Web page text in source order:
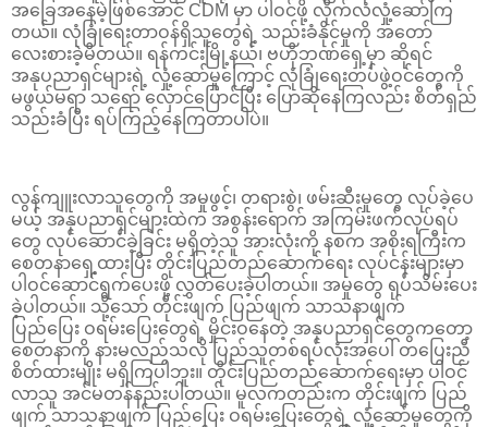
အခြေအနေမဲ့ဖြစ်အောင် CDM မှာ ပါဝင်ဖို့ လိုက်လံလှုံ့ဆော်ကြ
တယ်။ လုံခြုံရေးတာဝန်ရှိသူတွေရဲ့ သည်းခံနိုင်မှုကို အတော်
လေးစားခဲ့မိတယ်။ ရန်ကင်းမြို့နယ်၊ ဗဟိုဘဏ်ရှေ့မှာ ဆိုရင်
အနုပညာရှင်များရဲ့ လှုံ့ဆော်မှုကြောင့် လုံခြုံရေးတပ်ဖွဲ့ဝင်တွေကို
မဖွယ်မရာ သရော် လှောင်ပြောင်ပြီး ပြောဆိုနေကြလည်း စိတ်ရှည်
သည်းခံပြီး ရပ်ကြည့်နေကြတာပါပဲ။
လွန်ကျူးလာသူတွေကို အမှုဖွင့်၊ တရားစွဲ၊ ဖမ်းဆီးမှုတွေ လုပ်ခဲ့ပေ
မယ့် အနုပညာရှင်များထဲက အစွန်းရောက် အကြမ်းဖက်လုပ်ရပ်
တွေ လုပ်ဆောင်ခဲ့ခြင်း မရှိတဲ့သူ အားလုံးကို နစက အစိုးရကြီးက
စေတနာရှေ့ထားပြီး တိုင်းပြည်တည်ဆောက်ရေး လုပ်ငန်းများမှာ
ပါဝင်ဆောင်ရွက်ပေးဖို့ လွှတ်ပေးခဲ့ပါတယ်။ အမှုတွေ ရုပ်သိမ်းပေး
ခဲ့ပါတယ်။ သို့သော် တိုင်းဖျက် ပြည်ဖျက် သာသနာဖျက်
ပြည်ပြေး ဝရမ်းပြေးတွေရဲ့ မှိုင်းဝနေတဲ့ အနုပညာရှင်တွေကတော့
စေတနာကို နားမလည်သလို ပြည်သူတစ်ရပ်လုံးအပေါ် တပြေးညီ
စိတ်ထားမျိုး မရှိကြပါဘူး။ တိုင်းပြည်တည်ဆောက်ရေးမှာ ပါဝင်
လာသူ အင်မတန်နည်းပါတယ်။ မူလကတည်းက တိုင်းဖျက် ပြည်
ဖျက် သာသနာဖျက် ပြည်ပြေး ဝရမ်းပြေးတွေရဲ့ လှုံ့ဆော်မှုတွေကို